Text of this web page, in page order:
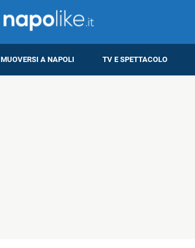
MUOVERSI A NAPOLI TV E SPETTACOLO